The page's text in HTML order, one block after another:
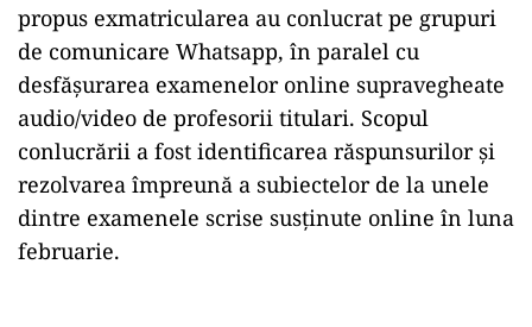
propus exmatricularea au conlucrat pe grupuri
de comunicare Whatsapp, în paralel cu
desfăşurarea examenelor online supravegheate
audio/video de profesorii titulari. Scopul
conlucrării a fost identificarea răspunsurilor şi
rezolvarea împreună a subiectelor de la unele
dintre examenele scrise susţinute online în luna
februarie.